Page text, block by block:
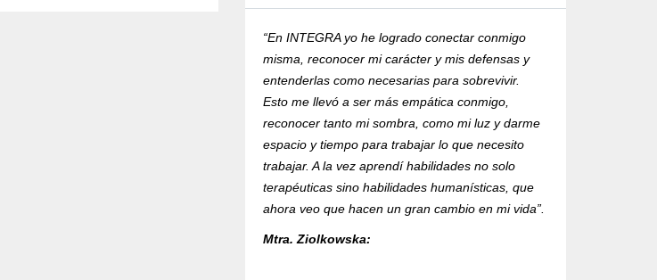
“En INTEGRA yo he logrado conectar conmigo
misma, reconocer mi carácter y mis defensas y
entenderlas como necesarias para sobrevivir.
Esto me llevó a ser más empática conmigo,
reconocer tanto mi sombra, como mi luz y darme
espacio y tiempo para trabajar lo que necesito
trabajar. A la vez aprendí habilidades no solo
terapéuticas sino habilidades humanísticas, que
ahora veo que hacen un gran cambio en mi vida”.
Mtra. Ziolkowska: